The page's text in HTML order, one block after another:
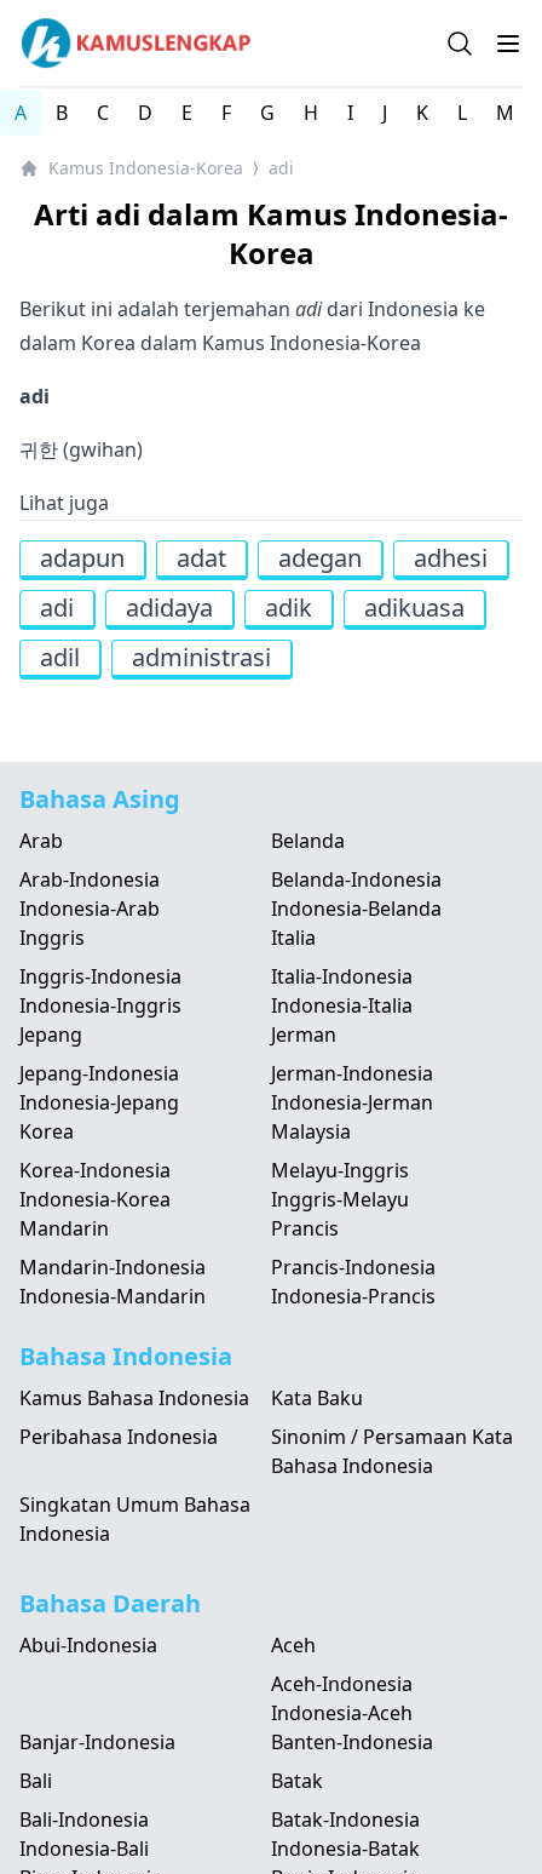
Kamus Lengkap Indonesia-Korea - Kamus Bahasa Korea
Open
A B C D E F G H I J K L M
Kamus Indonesia-Korea ⟩ adi
Arti adi dalam Kamus Indonesia-
Korea
Berikut ini adalah terjemahan adidari Indonesia ke
dalam Korea dalam Kamus Indonesia-Korea
adi
귀한 (gwihan)
Lihat juga
adapun adat adegan
adhesi
adi
adidaya adik
adikuasa
adil
administrasi
Bahasa Asing
Arab
Arab-Indonesia
Indonesia-Arab
Belanda
Belanda-Indonesia
Indonesia-Belanda
Inggris
Inggris-Indonesia
Indonesia-Inggris
Italia
Italia-Indonesia
Indonesia-Italia
Jepang
Jepang-Indonesia
Indonesia-Jepang
Jerman
Jerman-Indonesia
Indonesia-Jerman
Korea
Korea-Indonesia
Indonesia-Korea
Malaysia
Melayu-Inggris
Inggris-Melayu
Mandarin
Mandarin-Indonesia
Indonesia-Mandarin
Prancis
Prancis-Indonesia
Indonesia-Prancis
Bahasa Indonesia
Kamus Bahasa Indonesia
Kata Baku
Peribahasa Indonesia
Sinonim / Persamaan Kata
Bahasa Indonesia
Singkatan Umum Bahasa
Indonesia
Bahasa Daerah
Abui-Indonesia
Aceh
Aceh-Indonesia
Indonesia-Aceh
Banjar-Indonesia
Banten-Indonesia
Bali
Bali-Indonesia
Indonesia-Bali
Batak
Batak-Indonesia
Indonesia-Batak